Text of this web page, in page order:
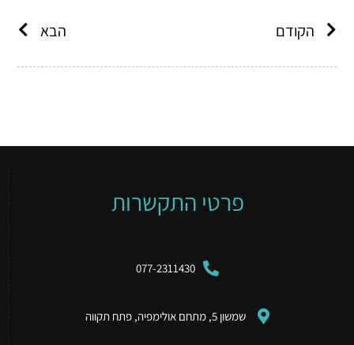
הקודם הבא
פרטי התקשרות
077-2311430
שמשון 5, מתחם אולימפיה, פתח תקווה